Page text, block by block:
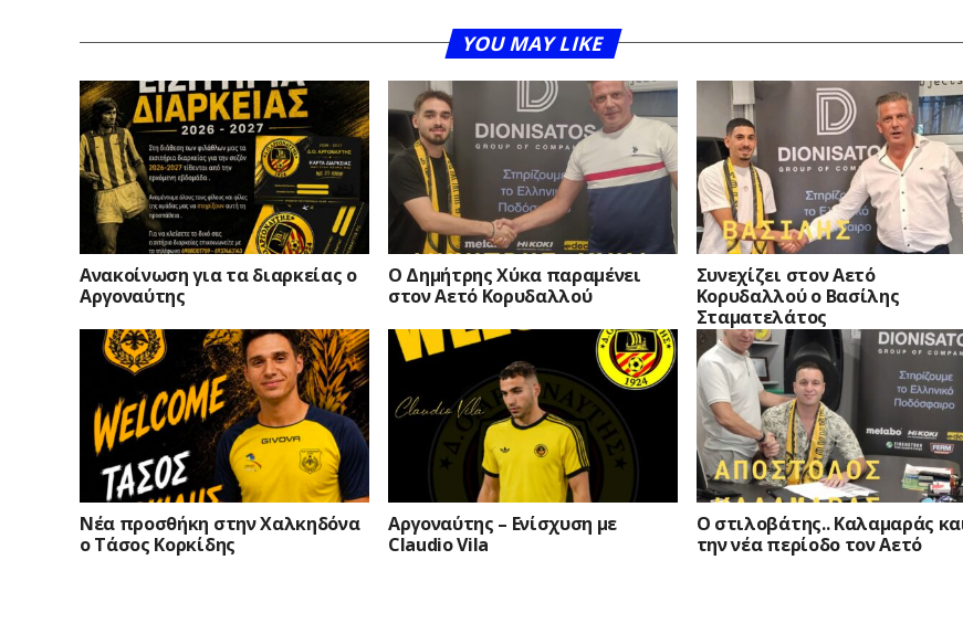
YOU MAY LIKE
Ανακοίνωση για τα διαρκείας ο
Αργοναύτης
O Δημήτρης Χύκα παραμένει
στον Αετό Κορυδαλλού
Συνεχίζει στον Αετό
Κορυδαλλού ο Βασίλης
Σταματελάτος
Νέα προσθήκη στην Χαλκηδόνα
ο Τάσος Κορκίδης
Αργοναύτης – Ενίσχυση με
Claudio Vila
Ο στιλοβάτης.. Καλαμαράς
την νέα περίοδο τον Αετό